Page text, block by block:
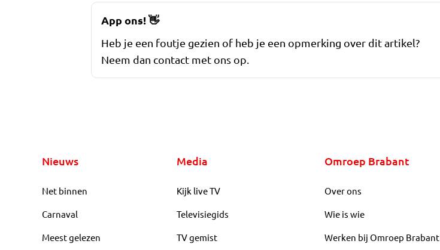
App ons!👋
Heb je een foutje gezien of heb je een opmerking over dit artikel?
Neem dan contact met ons op.
Nieuws
Net binnen
Carnaval
Meest gelezen
Media
Kijk live TV
Televisiegids
TV gemist
Omroep Brabant
Over ons
Wie is wie
Werken bij Omroep Brabant